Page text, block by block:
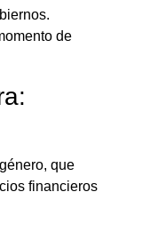
de
que
financieros